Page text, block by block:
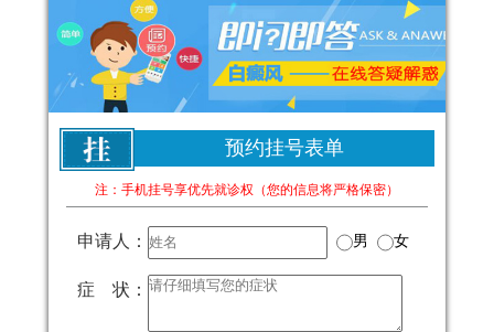
预约挂号表单
注：手机挂号享优先就诊权（您的信息将严格保密）
申请人： 男 女
症 状：